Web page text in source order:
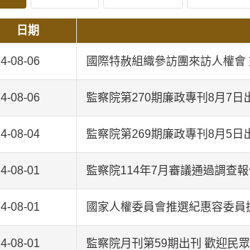
日期
08-06 國際特赦組織參訪團來訪人權
08-06 監察院第270期廉政專刊8月7日
08-04 監察院第269期廉政專刊8月5日
08-01 監察院114年7月審議通過調查
08-01 國家人權委員會推選紀惠容委
08-01 監察院月刊第59期出刊 歡迎民